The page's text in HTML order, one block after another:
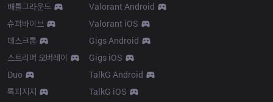
배틀그라운드
슈퍼바이브
데스크톱
스트리머 오버레이
Duo
톡피지지
Valorant Android
Valorant iOS
Gigs Android
Gigs iOS
TalkG Android
TalkG iOS